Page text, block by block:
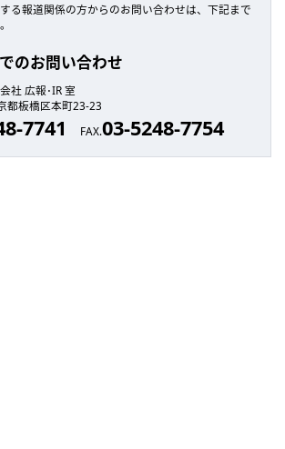
る報道関係の方からのお問い合わせは、下記まで
のお問い合わせ
社 広報･IR 室
都板橋区本町23-23
7741 FAX.03-5248-7754